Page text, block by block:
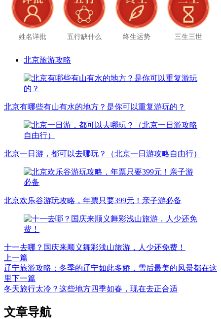
姓名详批 五行缺什么 终生运势 三生三世
北京旅游攻略
北京有哪些有山有水的地方？是你可以重复游玩的？
北京一日游，都可以去哪玩？（北京一日游攻略自由行）
北京欢乐谷游玩攻略，年票只要399元！亲子游必备
十一去哪？国庆来顺义舞彩浅山旅游，人少还免费！
上一篇
辽宁旅游攻略：冬季的辽宁如此多娇，雪后最美的风景都在这
里下一篇
冬天旅行太冷？这些地方四季如春，现在去正合适
文章导航